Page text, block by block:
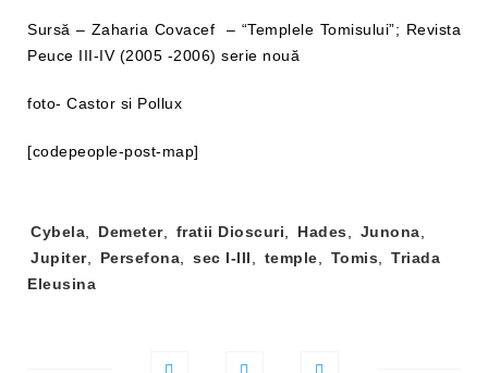
Sursă – Zaharia Covacef – “Templele Tomisului”; Revista
Peuce III-IV (2005 -2006) serie nouă
foto- Castor si Pollux
[codepeople-post-map]
Tag-
uri:
Cybela, Demeter, fratii Dioscuri, Hades, Junona,
Jupiter, Persefona, sec I-III, temple, Tomis, Triada
Eleusina